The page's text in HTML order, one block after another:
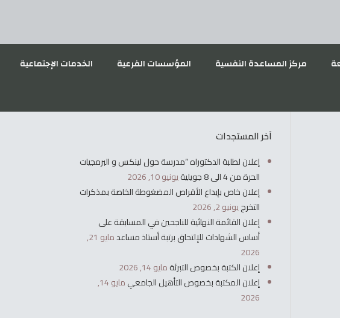
مجلة الجامعة مركز المساعدة النفسية
المؤسسات الفرعية
آخر المستجدات
إعلان لطلبة الدكتوراه “مدرسة حول لينكس و البرمجيات
الحرة من 4 الى 8 جويلية
يونيو 10, 2026
إعلان خاص بإيداع الأقراص المضغوطة الخاصة بمذكرات
التخرجيونيو 2, 2026
إعلان القائمة النهائية للناجحين في المسابقة على
أساس الشهادات للإلتحاق برتبة أستاذ مساعد
مايو 21,
2026
إعلان الكتبة بخصوص التبرئةمايو 14, 2026
إعلان المكتبة بخصوص التأهيل الجامعي
مايو 14,
2026